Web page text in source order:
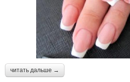
читать дальше →